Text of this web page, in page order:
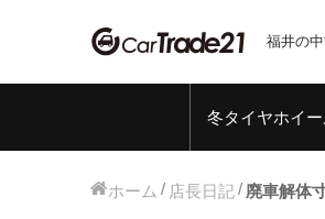
福井の
冬タイヤホイ
ホーム 店長日記